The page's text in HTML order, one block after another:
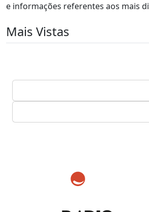
e informações referentes aos mais
Mais Vistas